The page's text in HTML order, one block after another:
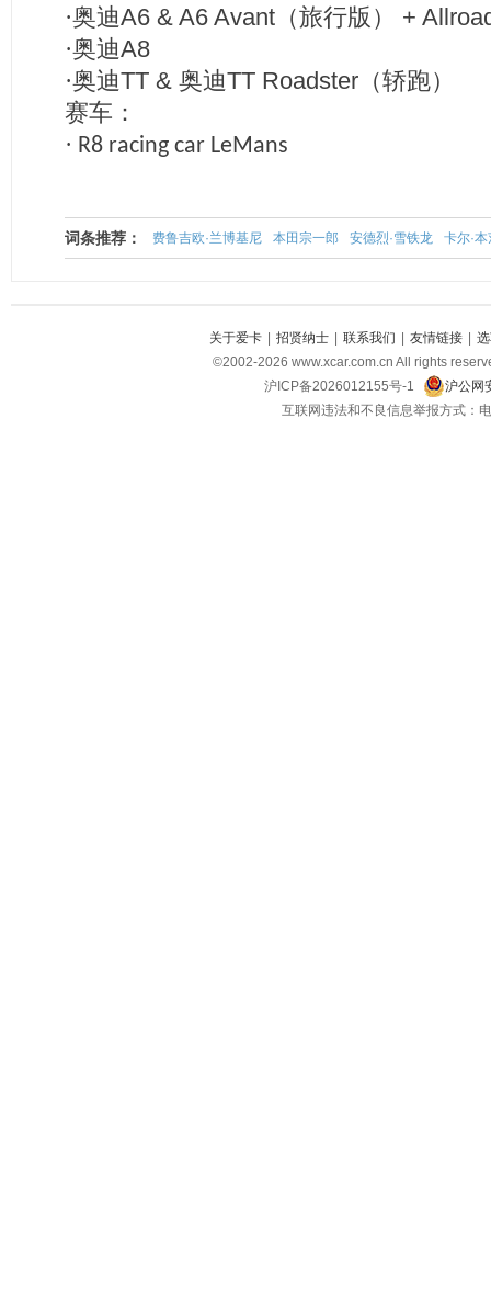
·奥迪A6 & A6 Avant （旅行版）
+
·奥迪A8
·奥迪TT & 奥迪TT Roadster （轿跑）
赛车：
· R8 racing car LeMans
词条推荐： 费鲁吉欧·兰博基尼 本田宗一郎 安德烈·雪铁龙 卡尔·本
关于爱卡 招贤纳士 联系我们 友情链接
©2002-2026 www.xcar.com.cn All rights
沪ICP备2026012155号-1
沪公网
互联网违法和不良信息举报方式：